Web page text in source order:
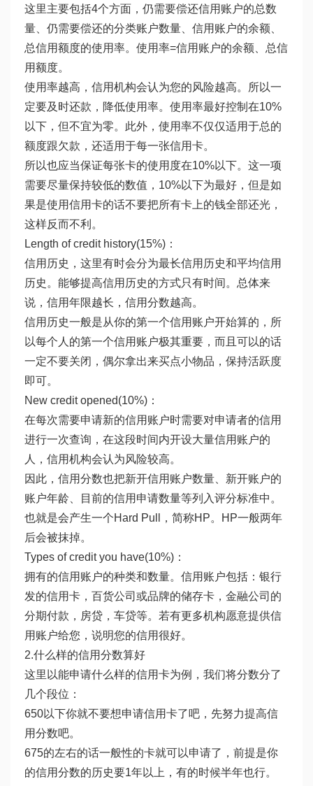
这里主要包括4个方面，仍需要偿还信用账户的总数
量、仍需要偿还的分类账户数量、信用账户的余额、
总信用额度的使用率。使用率=信用账户的余额、总信
用额度。
使用率越高，信用机构会认为您的风险越高。所以一
定要及时还款，降低使用率。使用率最好控制在10%
以下，但不宜为零。此外，使用率不仅仅适用于总的
额度跟欠款，还适用于每一张信用卡。
所以也应当保证每张卡的使用度在10%以下。这一项
需要尽量保持较低的数值，10%以下为最好，但是如
果是使用信用卡的话不要把所有卡上的钱全部还光，
这样反而不利。
Length of credit history(15%)：
信用历史，这里有时会分为最长信用历史和平均信用
历史。能够提高信用历史的方式只有时间。总体来
说，信用年限越长，信用分数越高。
信用历史一般是从你的第一个信用账户开始算的，所
以每个人的第一个信用账户极其重要，而且可以的话
一定不要关闭，偶尔拿出来买点小物品，保持活跃度
即可。
New credit opened(10%)：
在每次需要申请新的信用账户时需要对申请者的信用
进行一次查询，在这段时间内开设大量信用账户的
人，信用机构会认为风险较高。
因此，信用分数也把新开信用账户数量、新开账户的
账户年龄、目前的信用申请数量等列入评分标准中。
也就是会产生一个Hard Pull，简称HP。HP一般两年
后会被抹掉。
Types of credit you have(10%)：
拥有的信用账户的种类和数量。信用账户包括：银行
发的信用卡，百货公司或品牌的储存卡，金融公司的
分期付款，房贷，车贷等。若有更多机构愿意提供信
用账户给您，说明您的信用很好。
2.什么样的信用分数算好
这里以能申请什么样的信用卡为例，我们将分数分了
几个段位：
650以下你就不要想申请信用卡了吧，先努力提高信
用分数吧。
675的左右的话一般性的卡就可以申请了，前提是你
的信用分数的历史要1年以上，有的时候半年也行。